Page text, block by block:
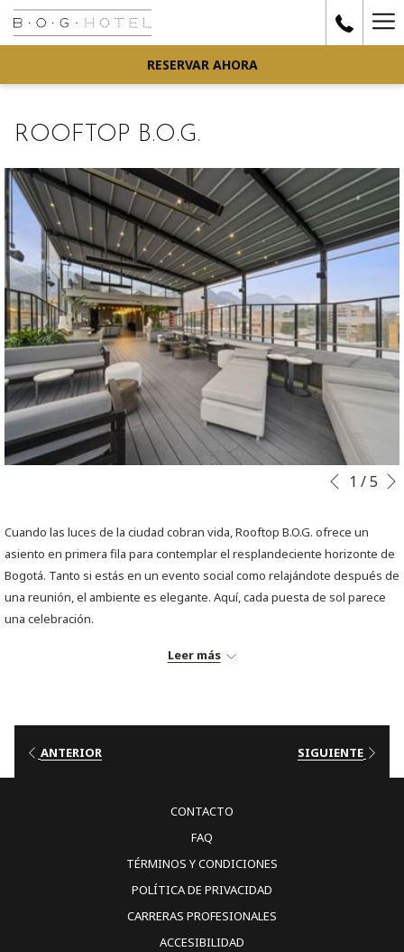
RESERVAR AHORA
ROOFTOP B.O.G.
Botones
presentación
Al
siguientes
enlaces,
Anterior
1 /5
Cuando las luces de la ciudad cobran vida, Rooftop B.O.G. ofrece un
asiento en primera fila para contemplar el resplandeciente horizonte de
Bogotá. Tanto si estás en un evento social como relajándote después de
una reunión, el ambiente es elegante. Aquí, cada puesta de sol parece
una celebración.
Rooftop B.O.G. se enorgullece de:
Platos gourmet
Una resplandeciente piscina infinita
Leer más
ANTERIOR SIGUIENTE
CONTACTO
FAQ
TÉRMINOS Y CONDICIONES
POLÍTICA DE PRIVACIDAD
CARRERAS PROFESIONALES
ACCESIBILIDAD